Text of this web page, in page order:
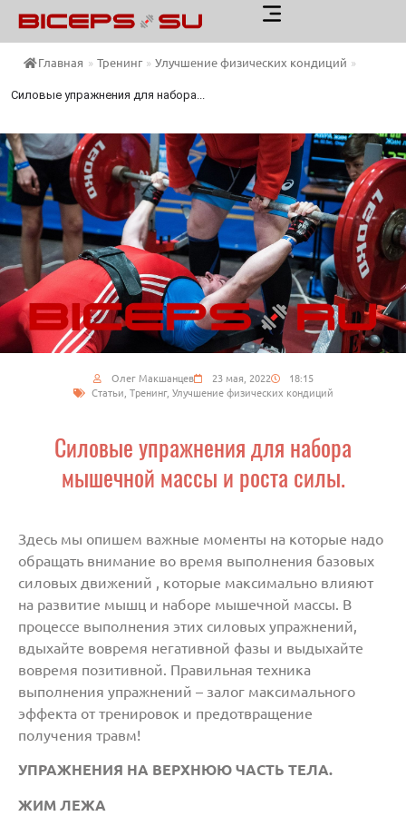
Главная » Тренинг » Улучшение физических кондиций »
Силовые упражнения для набора...
Олег Макшанцев 23 мая, 2022
18:15
Статьи Тренинг, Улучшение физических кондиций
Силовые упражнения для набора
мышечной массы и роста силы.
Здесь мы опишем важные моменты на которые надо
обращать внимание во время выполнения базовых
силовых движений , которые максимально влияют
на развитие мышц и наборе мышечной массы. В
процессе выполнения этих силовых упражнений,
вдыхайте вовремя негативной фазы и выдыхайте
вовремя позитивной. Правильная техника
выполнения упражнений – залог максимального
эффекта от тренировок и предотвращение
получения травм!
УПРАЖНЕНИЯ НА ВЕРХНЮЮ ЧАСТЬ ТЕЛА.
ЖИМ ЛЕЖА